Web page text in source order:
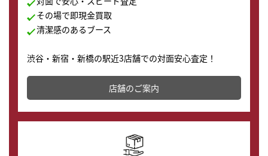
その場で即現金買取
清潔感のあるブース
渋谷・新宿・新橋の駅近3店舗での対面安心査定！
店舗を併設しており、下取りに出してお得に新しい時計
の購入もできます♪
店舗のご案内